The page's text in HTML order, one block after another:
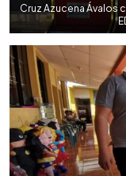
Cruz Azucena Ávalos